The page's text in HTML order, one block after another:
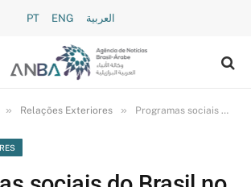
PT ENG العربية
» Relações Exteriores » Programas sociais do Brasil no Egito